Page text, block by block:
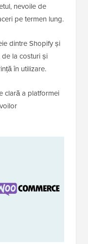
nevoile de
pe termen lung.
dintre Shopify și
la costuri și
în utilizare.
clară a platformei